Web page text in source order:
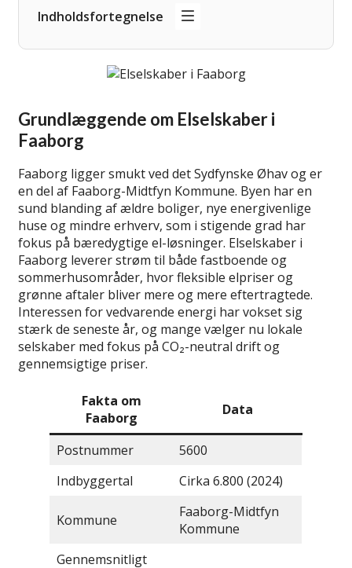
Indholdsfortegnelse
Grundlæggende om Elselskaber i
Faaborg
Faaborg ligger smukt ved det Sydfynske Øhav og er
en del af Faaborg-Midtfyn Kommune. Byen har en
sund blanding af ældre boliger, nye energivenlige
huse og mindre erhverv, som i stigende grad har
fokus på bæredygtige el-løsninger. Elselskaber i
Faaborg leverer strøm til både fastboende og
sommerhusområder, hvor fleksible elpriser og
grønne aftaler bliver mere og mere eftertragtede.
Interessen for vedvarende energi har vokset sig
stærk de seneste år, og mange vælger nu lokale
selskaber med fokus på CO₂-neutral drift og
gennemsigtige priser.
Fakta om
Faaborg
Data
Postnummer
5600
Indbyggertal
Cirka 6.800 (2024)
Kommune
Faaborg-Midtfyn
Kommune
Gennemsnitligt